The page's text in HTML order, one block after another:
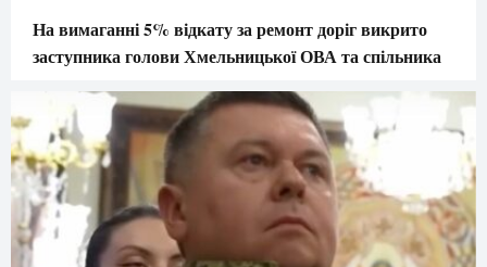
На вимаганні 5% відкату за ремонт доріг викрито
заступника голови Хмельницької ОВА та спільника